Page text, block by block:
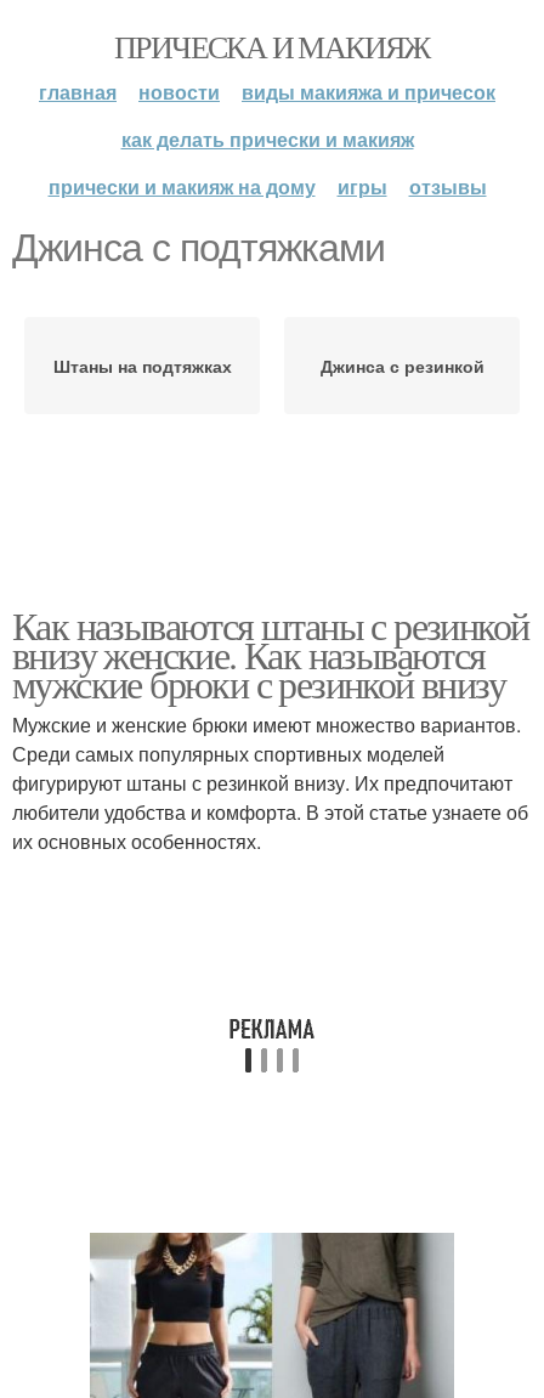
ПРИЧЕСКА И МАКИЯЖ
главная новости
виды макияжа и причесок
как делать прически и макияж
прически и макияж на дому
игры отзывы
Джинса с подтяжками
Штаны на подтяжках Джинса с резинкой
Как называются штаны с резинкой
внизу женские. Как называются
мужские брюки с резинкой внизу
Мужские и женские брюки имеют множество вариантов.
Среди самых популярных спортивных моделей
фигурируют штаны с резинкой внизу. Их предпочитают
любители удобства и комфорта. В этой статье узнаете об
их основных особенностях.